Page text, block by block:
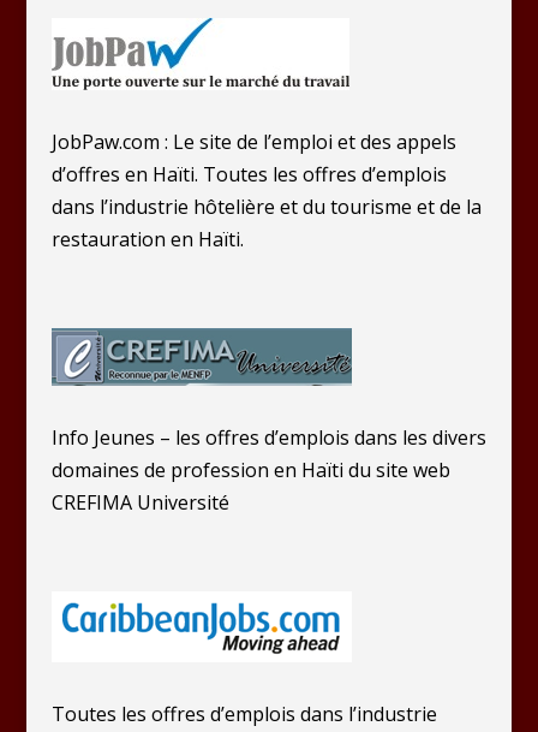
JobPaw.com : Le site de l’emploi et des appels
d’offres en Haïti. Toutes les offres d’emplois
dans l’industrie hôtelière et du tourisme et de la
restauration en Haïti.
Info Jeunes – les offres d’emplois dans les divers
domaines de profession en Haïti du site web
CREFIMA Université
Toutes les offres d’emplois dans l’industrie